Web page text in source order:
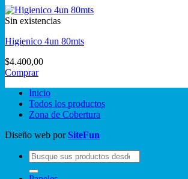
Sin existencias
Higienico 4un 80mts
$4.400,00
Comprar
Inicio
Todos los productos
Zona de Cobertura
Diseño web porSiteFun
Buscar
por: